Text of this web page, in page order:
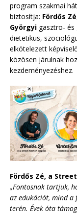
program szakmai
biztosítja: Fördős Zé
Györgyi gasztro- és
dietetikus,
elkötelezett
közösen járulnak
kezdeményezéshez.
Fördős Zé, a
„Fontosnak tartjuk,
az edukációt, mind a
terén. Évek óta